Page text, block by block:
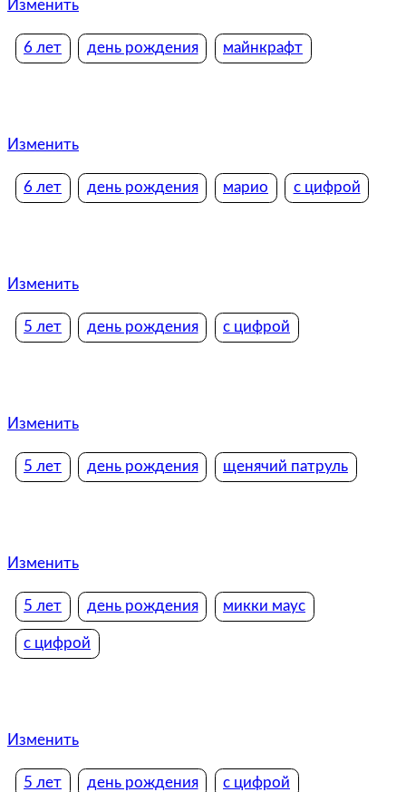
Изменить
6 лет день рождения майнкрафт
Изменить
6 лет день рождения марио с цифрой
Изменить
5 лет день рождения с цифрой
Изменить
5 лет день рождения щенячий патруль
Изменить
5 лет день рождения микки маус
с цифрой
Изменить
5 лет день рождения с цифрой